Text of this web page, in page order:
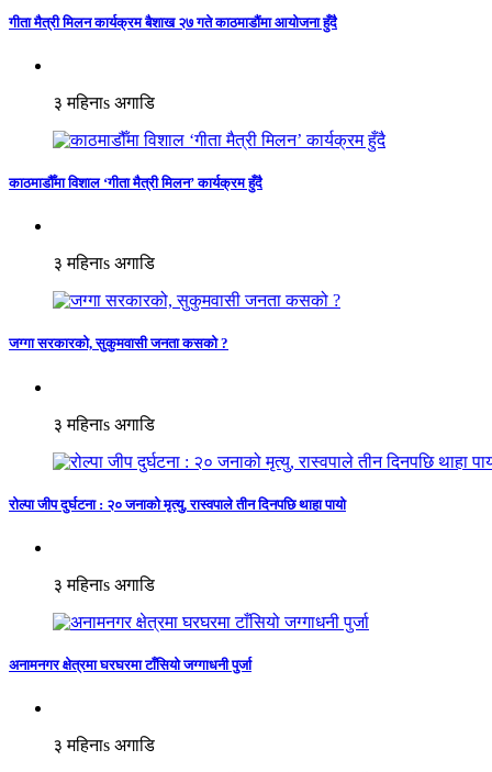
गीता मैत्री मिलन कार्यक्रम बैशाख २७ गते काठमाडौंमा आयोजना हुँदै
३ महिनाs अगाडि
काठमाडौँमा विशाल ‘गीता मैत्री मिलन’ कार्यक्रम हुँदै
३ महिनाs अगाडि
जग्गा सरकारको, सुकुमवासी जनता कसको ?
३ महिनाs अगाडि
रोल्पा जीप दुर्घटना : २० जनाको मृत्यु, रास्वपाले तीन दिनपछि थाहा पायो
३ महिनाs अगाडि
अनामनगर क्षेत्रमा घरघरमा टाँसियो जग्गाधनी पुर्जा
३ महिनाs अगाडि